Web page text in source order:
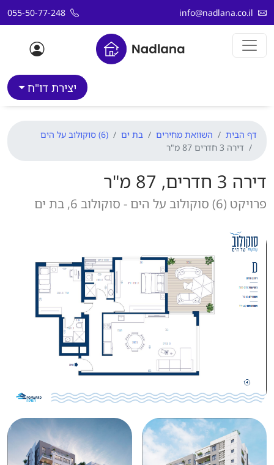
דלג לתוכן
info@nadlana.co.il
055-50-77-248
יצירת דו"ח
דף הבית השוואת מחירים בת ים
(6) סוקולוב על הים
דירה 3 חדרים 87 מ"ר
דירה 3 חדרים, 87 מ"ר
פרויקט (6) סוקולוב על הים - סוקולוב 6, בת ים